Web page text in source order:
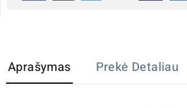
Aprašymas Prekė Detaliau